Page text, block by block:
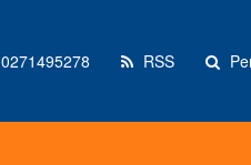
0271495278 RSS